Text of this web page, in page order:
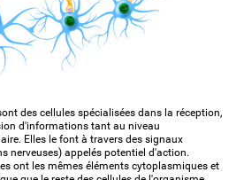
des cellules spécialisées dans la réception,
d'informations tant au niveau
Elles le font à travers des signaux
nerveuses) appelés potentiel d'action.
ont les mêmes éléments cytoplasmiques et